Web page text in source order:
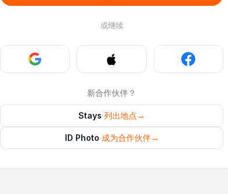
或继续
新合作伙伴？
Stays·列出地点→
ID Photo·成为合作伙伴→